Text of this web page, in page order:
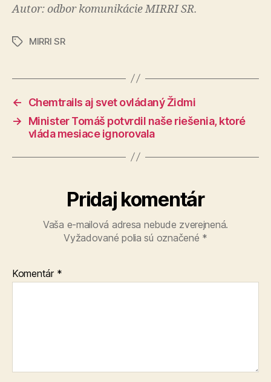
Autor: odbor komunikácie MIRRI SR.
ZnačkyMIRRI SR
←
Chemtrails aj svet ovládaný Židmi
→
Minister Tomáš potvrdil naše riešenia, ktoré
vláda mesiace ignorovala
Pridaj komentár
Vaša e-mailová adresa nebude zverejnená.
Vyžadované polia sú označené *
Komentár *